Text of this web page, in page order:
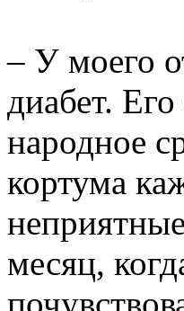
– У моего
диабет.
народное
кортума
месяц,